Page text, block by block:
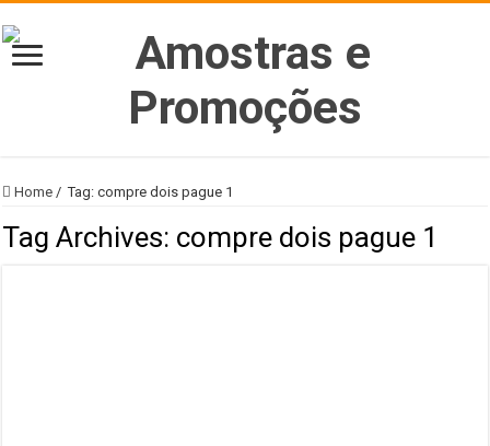
Home / Tag:compre dois pague 1
Tag Archives: compre dois pague 1